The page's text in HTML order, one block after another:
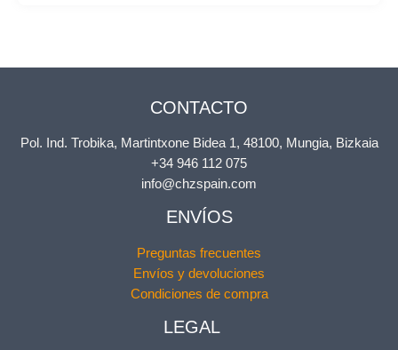
CONTACTO
Pol. Ind. Trobika, Martintxone Bidea 1, 48100, Mungia, Bizkaia
+34 946 112 075
info@chzspain.com
ENVÍOS
Preguntas frecuentes
Envíos y devoluciones
Condiciones de compra
LEGAL